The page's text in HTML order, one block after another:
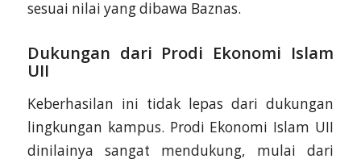
sesuai nilai yang dibawa Baznas.
Dukungan dari Prodi Ekonomi Islam
UII
Keberhasilan ini tidak lepas dari dukungan
lingkungan kampus. Prodi Ekonomi Islam UII
dinilainya sangat mendukung, mulai dari